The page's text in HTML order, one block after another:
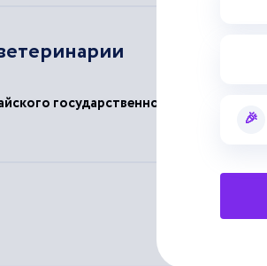
государственного аграрного
🎉